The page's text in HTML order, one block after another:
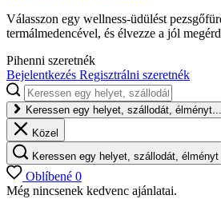
Válasszon egy wellness-üdülést
termálmedencével, és élvezze a jól
Pihenni szeretnék
Bejelentkezés Regisztrálni szeretnék
Keressen egy helyet, szállodát, élményt...
Közel
Keressen egy helyet, szállodát, élményt
Oblíbené 0
Még nincsenek kedvenc ajánlatai.